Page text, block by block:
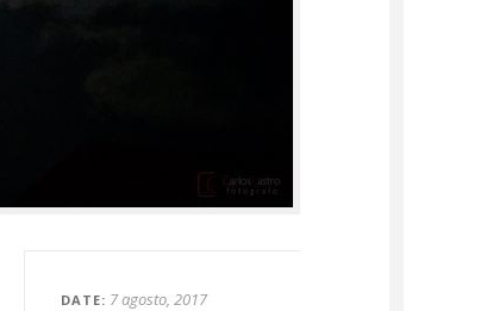
DATE 7 agosto, 2017